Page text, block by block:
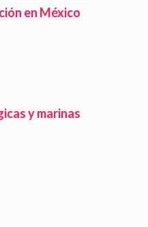
en México
y marinas